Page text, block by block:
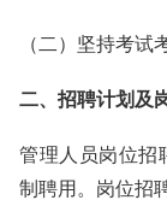
（二）坚持考试
二、招聘计划及
管理人员岗位招
制聘用。岗位招